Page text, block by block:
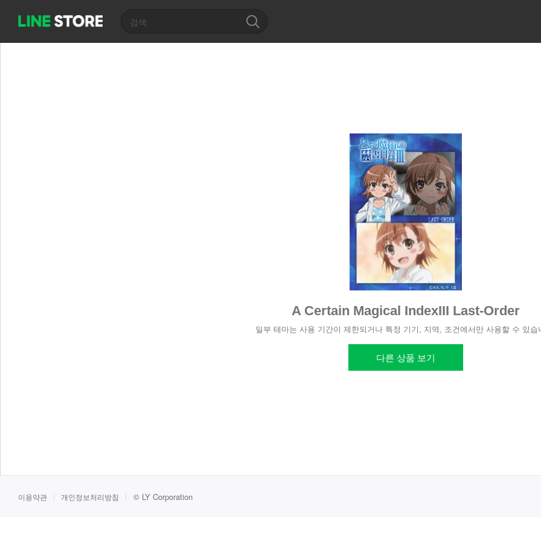
A Certain Magical IndexIII Last-Order
일부 테마는 사용 기간이 제한되거나 특정 기기, 지역, 조건에서만 사용할 수 있습
다른 상품 보기
이용약관 개인정보처리방침 © LY Corporation